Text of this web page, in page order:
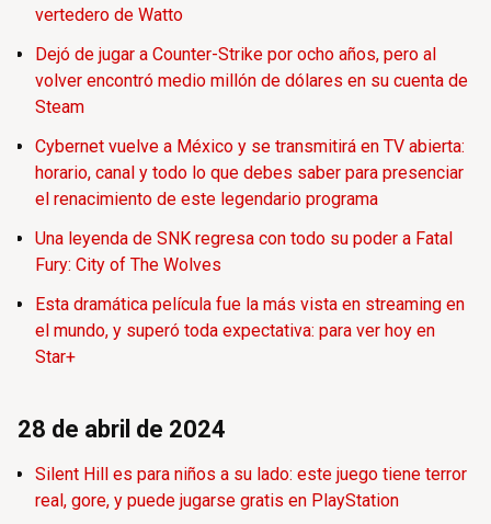
vertedero de Watto
Dejó de jugar a Counter-Strike por ocho años, pero al
volver encontró medio millón de dólares en su cuenta de
Steam
Cybernet vuelve a México y se transmitirá en TV abierta:
horario, canal y todo lo que debes saber para presenciar
el renacimiento de este legendario programa
Una leyenda de SNK regresa con todo su poder a Fatal
Fury: City of The Wolves
Esta dramática película fue la más vista en streaming en
el mundo, y superó toda expectativa: para ver hoy en
Star+
28 de abril de 2024
Silent Hill es para niños a su lado: este juego tiene terror
real, gore, y puede jugarse gratis en PlayStation